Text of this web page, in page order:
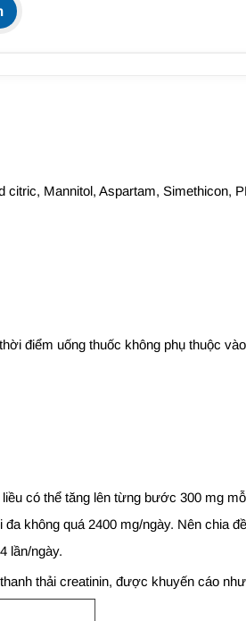
Mannitol, Aspartam, Simethicon,
điểm uống thuốc không phụ thuộc
có thể tăng lên từng bước 300 mg
không quá 2400 mg/ngày. Nên chia
lần/ngày.
thải creatinin, được khuyến cáo